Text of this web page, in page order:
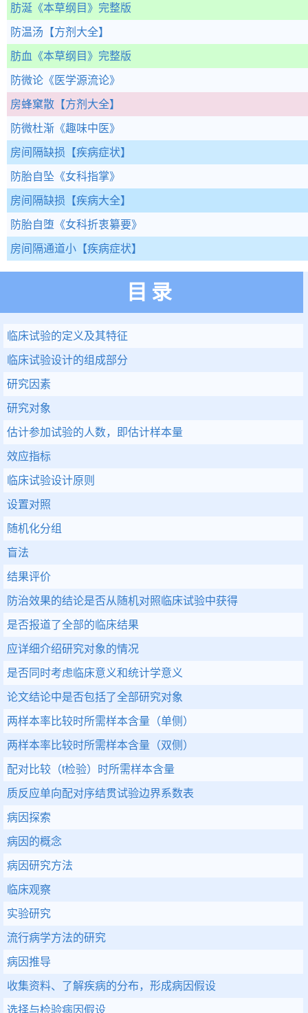
肪涎 《本草纲目》完整版
防温汤 【方剂大全】
肪血 《本草纲目》完整版
防微论 《医学源流论》
房蜂窠散 【方剂大全】
防微杜渐 《趣味中医》
房间隔缺损 【疾病症状】
防胎自坠 《女科指掌》
房间隔缺损 【疾病大全】
防胎自堕 《女科折衷纂要》
房间隔通道小 【疾病症状】
目录
临床试验的定义及其特征
临床试验设计的组成部分
研究因素
研究对象
估计参加试验的人数，即估计样本量
效应指标
临床试验设计原则
设置对照
随机化分组
盲法
结果评价
防治效果的结论是否从随机对照临床试验中获得
是否报道了全部的临床结果
应详细介绍研究对象的情况
是否同时考虑临床意义和统计学意义
论文结论中是否包括了全部研究对象
两样本率比较时所需样本含量（单侧）
两样本率比较时所需样本含量（双侧）
配对比较（t检验）时所需样本含量
质反应单向配对序结贯试验边界系数表
病因探索
病因的概念
病因研究方法
临床观察
实验研究
流行病学方法的研究
病因推导
收集资料、了解疾病的分布，形成病因假设
选择与检验病因假设